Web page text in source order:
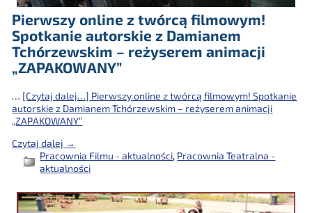
Pierwszy online z twórcą filmowym!
Spotkanie autorskie z Damianem
Tchórzewskim – reżyserem animacji
„ZAPAKOWANY”
… [Czytaj dalej…] Pierwszy online z twórcą filmowym! Spotkanie
autorskie z Damianem Tchórzewskim – reżyserem animacji
„ZAPAKOWANY”
Czytaj dalej →
Pracownia Filmu - aktualności, Pracownia Teatralna -
aktualności